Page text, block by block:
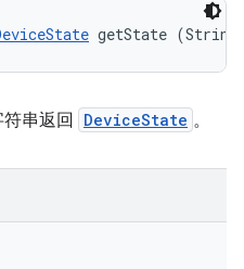
getState
串返回 DeviceState 。